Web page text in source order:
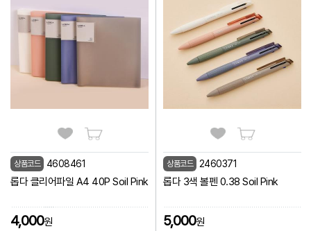
상품코드 4608461
롭다 클리어파일 A4 40P Soil Pink
4,000원
상품코드 2460371
롭다 3색 볼펜 0.38 Soil Pink
5,000원